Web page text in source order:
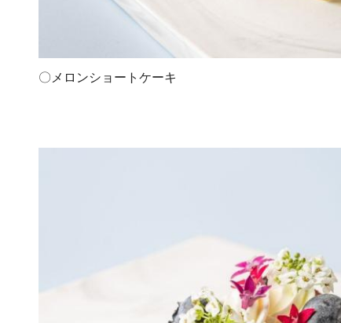
〇メロンショートケーキ